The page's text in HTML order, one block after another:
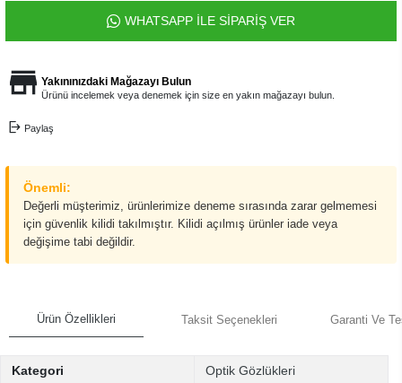
WHATSAPP İLE SİPARİŞ VER
Yakınınızdaki Mağazayı Bulun
Ürünü incelemek veya denemek için size en yakın mağazayı bulun.
Paylaş
Önemli:
Değerli müşterimiz, ürünlerimize deneme sırasında zarar gelmemesi
için güvenlik kilidi takılmıştır. Kilidi açılmış ürünler iade veya
değişime tabi değildir.
Ürün Özellikleri Taksit Seçenekleri Garanti Ve
Kategori Optik Gözlükleri